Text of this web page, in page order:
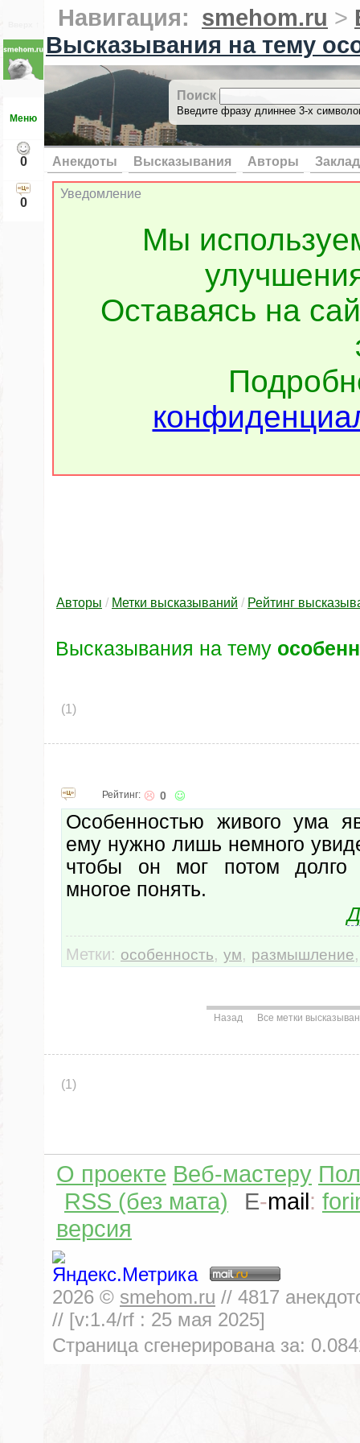
Меню
0
0
Навигация: smehom.ru >
Высказывания на тему
Поиск
Введите фразу длиннее 3-х
Анекдоты Высказывания Авторы
Уведомление
Мы
Оставаясь на
Авторы / Метки высказываний / Рейтинг
Высказывания на тему
(1)
Рейтинг: 0
Особенностью живого ума
ему нужно лишь немного
чтобы он мог потом долго
многое понять.
Метки: особенность, ум, размышление
Назад Все метки
(1)
О проекте Веб-мастеру
RSS (без мата)
E-mail:
версия
2026 © smehom.ru // 4817
// [v:1.4/rf : 25 мая 2025]
Страница сгенерирована за: